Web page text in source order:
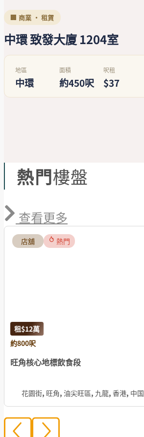
🏢 商業 · 租賃
中環 致發大廈 1204室
地區
中環
面積
約450呎
呎租
$37
熱門樓盤
查看更多
店舖 熱門
租$12萬
約800呎
旺角核心地標飲食段
花園街, 旺角, 油尖旺區, 九龍, 香港, 中国